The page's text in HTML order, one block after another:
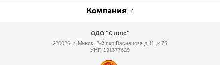
Компания
ОДО "Столс"
220026, г. Минск, 2-й пер.Васнецова д.11, к.7Б
УНП 191377629